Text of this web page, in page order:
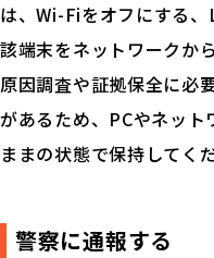
は、Wi-Fiをオフにする
該端末をネットワークか
原因調査や証拠保全に必
があるため、PCやネッ
ままの状態で保持してく
警察に通報する